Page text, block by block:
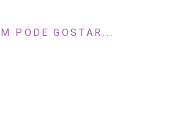
PODE GOSTAR...